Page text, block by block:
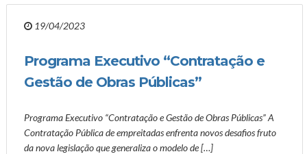
19/04/2023
Programa Executivo “Contratação e
Gestão de Obras Públicas”
Programa Executivo “Contratação e Gestão de Obras Públicas” A
Contratação Pública de empreitadas enfrenta novos desafios fruto
da nova legislação que generaliza o modelo de […]